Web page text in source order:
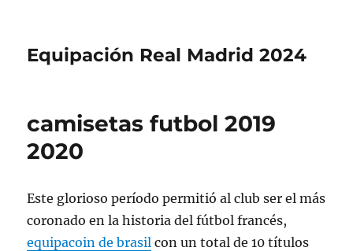
Equipación Real Madrid 2024
camisetas futbol 2019
2020
Este glorioso período permitió al club ser el más
coronado en la historia del fútbol francés,
equipacoin de brasil con un total de 10 títulos